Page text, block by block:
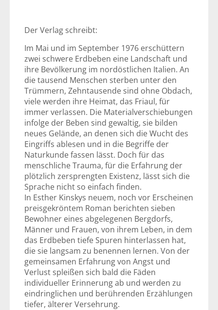
Der Verlag schreibt:
Im Mai und im September 1976 erschüttern
zwei schwere Erdbeben eine Landschaft und
ihre Bevölkerung im nordöstlichen Italien. An
die tausend Menschen sterben unter den
Trümmern, Zehntausende sind ohne Obdach,
viele werden ihre Heimat, das Friaul, für
immer verlassen. Die Materialverschiebungen
infolge der Beben sind gewaltig, sie bilden
neues Gelände, an denen sich die Wucht des
Eingriffs ablesen und in die Begriffe der
Naturkunde fassen lässt. Doch für das
menschliche Trauma, für die Erfahrung der
plötzlich zersprengten Existenz, lässt sich die
Sprache nicht so einfach finden.
In Esther Kinskys neuem, noch vor Erscheinen
preisgekröntem Roman berichten sieben
Bewohner eines abgelegenen Bergdorfs,
Männer und Frauen, von ihrem Leben, in dem
das Erdbeben tiefe Spuren hinterlassen hat,
die sie langsam zu benennen lernen. Von der
gemeinsamen Erfahrung von Angst und
Verlust spleißen sich bald die Fäden
individueller Erinnerung ab und werden zu
eindringlichen und berührenden Erzählungen
tiefer, älterer Versehrung.